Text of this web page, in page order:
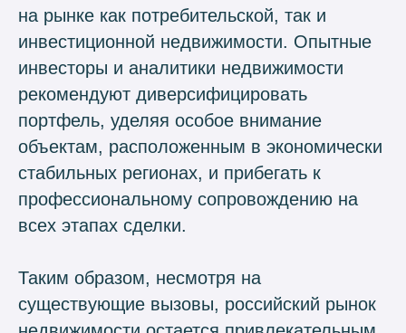
на рынке как потребительской, так и
инвестиционной недвижимости. Опытные
инвесторы и аналитики недвижимости
рекомендуют диверсифицировать
портфель, уделяя особое внимание
объектам, расположенным в экономически
стабильных регионах, и прибегать к
профессиональному сопровождению на
всех этапах сделки.
Таким образом, несмотря на
существующие вызовы, российский рынок